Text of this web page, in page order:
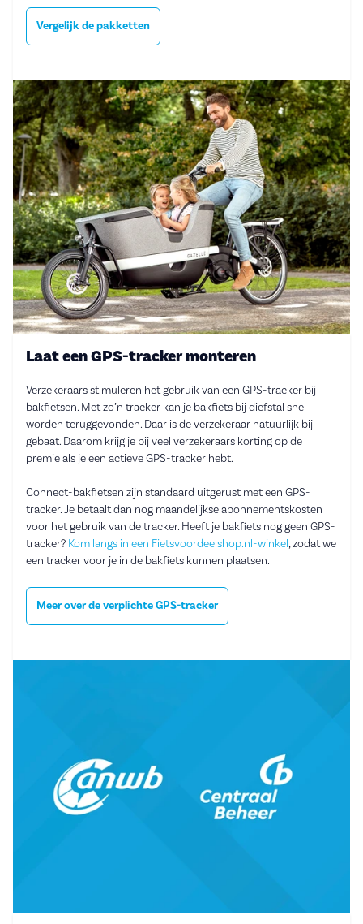
Vergelijk de pakketten
Laat een GPS-tracker monteren
Verzekeraars stimuleren het gebruik van een GPS-tracker bij
bakfietsen. Met zo’n tracker kan je bakfiets bij diefstal snel
worden teruggevonden. Daar is de verzekeraar natuurlijk bij
gebaat. Daarom krijg je bij veel verzekeraars korting op de
premie als je een actieve GPS-tracker hebt.
Connect-bakfietsen zijn standaard uitgerust met een GPS-
tracker. Je betaalt dan nog maandelijkse abonnementskosten
voor het gebruik van de tracker. Heeft je bakfiets nog geen GPS-
tracker? Kom langs in een Fietsvoordeelshop.nl-winkel, zodat we
een tracker voor je in de bakfiets kunnen plaatsen.
Meer over de verplichte GPS-tracker